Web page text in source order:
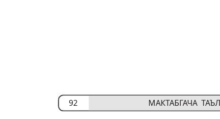
92 МАКТАБГАЧА